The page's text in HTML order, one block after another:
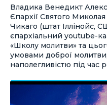
Владика Венедикт
Єпархії Святого
Чикаго (штат Іллінойс,
єпархіальний youtube-
«Школу молитви» та
умовами доброї
наполегливістю під час